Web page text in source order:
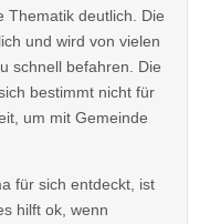
deutlich. Die
und wird von vielen
schnell befahren. Die
bestimmt nicht für
um mit Gemeinde
für sich entdeckt, ist
hilft ok, wenn